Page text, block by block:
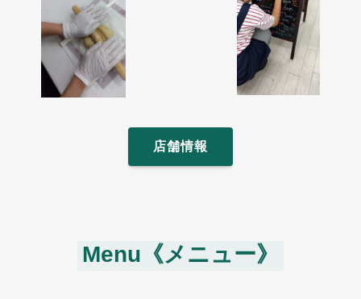
店舗情報
Menu《メニュー》